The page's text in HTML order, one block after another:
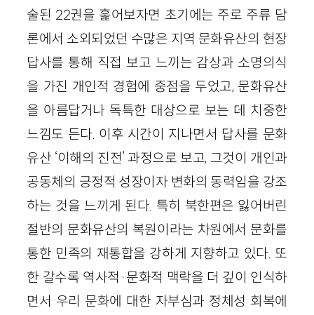
술된 22권을 훑어보자면 초기에는 주로 주류 담
론에서 소외되었던 수많은 지역 문화유산의 현장
답사를 통해 직접 보고 느끼는 감상과 소명의식
을 가진 개인적 경험에 중점을 두었고, 문화유산
을 아름답거나 독특한 대상으로 보는 데 치중한
느낌도 든다. 이후 시간이 지나면서 답사를 문화
유산 ‘이해의 진전’ 과정으로 보고, 그것이 개인과
공동체의 긍정적 성장이자 변화의 동력임을 강조
하는 것을 느끼게 된다. 특히 북한편은 잃어버린
절반의 문화유산의 복원이라는 차원에서 문화를
통한 민족의 재통합을 강하게 지향하고 있다. 또
한 갈수록 역사적·문화적 맥락을 더 깊이 인식하
면서 우리 문화에 대한 자부심과 정체성 회복에